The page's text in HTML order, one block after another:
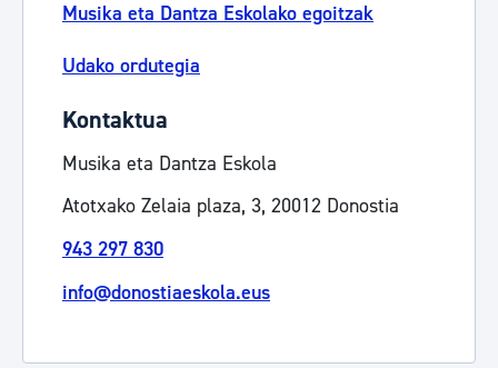
Musika eta Dantza Eskolako egoitzak
Udako ordutegia
Kontaktua
Musika eta Dantza Eskola
Atotxako Zelaia plaza, 3, 20012 Donostia
943 297 830
info@donostiaeskola.eus